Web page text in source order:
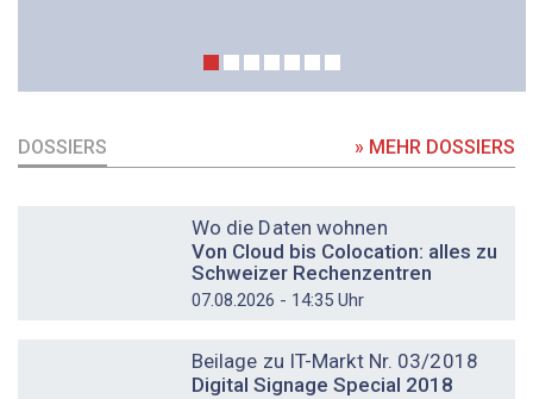
DOSSIERS » MEHR DOSSIERS
Wo die Daten wohnen
Von Cloud bis Colocation: alles zu
Schweizer Rechenzentren
07.08.2026 - 14:35 Uhr
Beilage zu IT-Markt Nr. 03/2018
Digital Signage Special 2018